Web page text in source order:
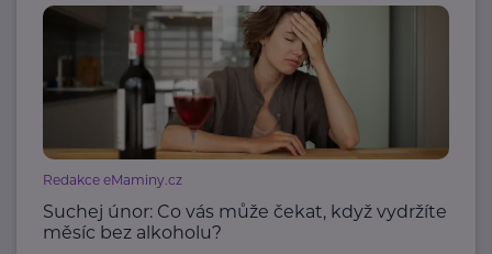
Redakce eMaminy.cz
Suchej únor: Co vás může čekat, když vydržíte
měsíc bez alkoholu?